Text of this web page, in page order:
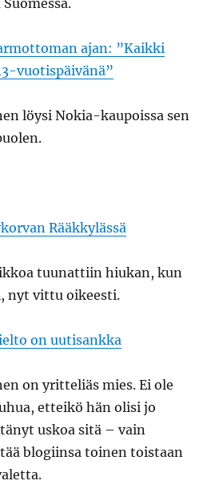
ajan: ”Kaikki
vuotispäivänä”
löysi Nokia-kaupoissa sen
Rääkkylässä
tuunattiin hiukan, kun
nyt vittu oikeesti.
on uutisankka
on yritteliäs mies. Ei ole
etteikö hän olisi jo
uskoa sitä – vain
blogiinsa toinen toistaan